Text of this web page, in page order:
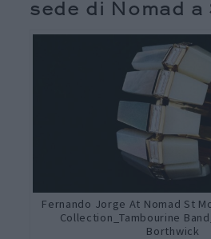
sede di Nomad
Fernando Jorge At Nomad St
Collection_Tambourine
Borthwick